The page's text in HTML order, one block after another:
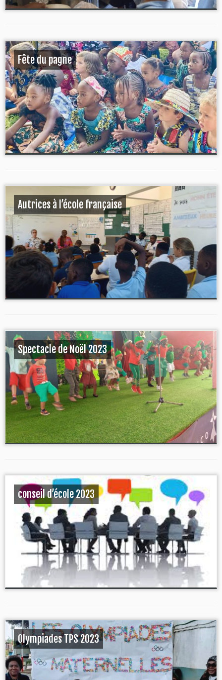
Fête du pagne
Autrices à l’école française
Spectacle de Noël 2023
conseil d’école 2023
Olympiades TPS 2023